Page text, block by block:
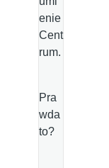
enie
Cent
rum.
Pra
wda
to?